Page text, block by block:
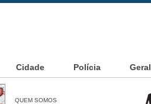
Cidade Polícia Geral
QUEM SOMOS